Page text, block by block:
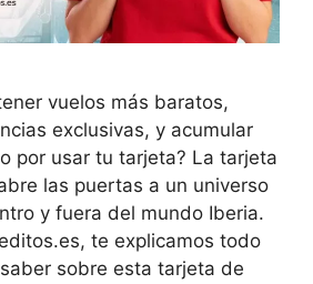
vuelos más baratos,
exclusivas, y acumular
por usar tu tarjeta? La tarjeta
las puertas a un universo
y fuera del mundo Iberia.
te explicamos todo
sobre esta tarjeta de